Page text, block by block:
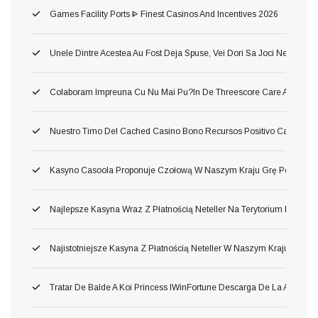
Games Facility Ports ᐈ Finest Casinos And Incentives 2026
Unele Dintre Acestea Au Fost Deja Spuse, Vei Dori Sa Joci
Colaboram Impreuna Cu Nu Mai Pu?in De Threescore Care Au
Nuestro Timo Del Cached Casino Bono Recursos Positivo Carente
Kasyno Casoola Proponuje Czołową W Naszym Kraju Grę Pod
Najlepsze Kasyna Wraz Z Płatnością Neteller Na Terytorium Polski
Najistotniejsze Kasyna Z Płatnością Neteller W Naszym Kraju 2026
Tratar De Balde A Koi Princess IWinFortune Descarga De La